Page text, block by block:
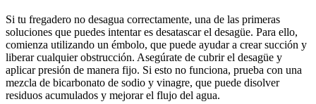
Si tu fregadero no desagua correctamente, una de las primeras
soluciones que puedes intentar es desatascar el desagüe. Para ello,
comienza utilizando un émbolo, que puede ayudar a crear succión y
liberar cualquier obstrucción. Asegúrate de cubrir el desagüe y
aplicar presión de manera fijo. Si esto no funciona, prueba con una
mezcla de bicarbonato de sodio y vinagre, que puede disolver
residuos acumulados y mejorar el flujo del agua.